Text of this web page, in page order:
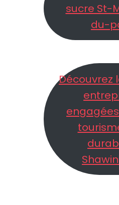
sucre St-
du-
Découvrez